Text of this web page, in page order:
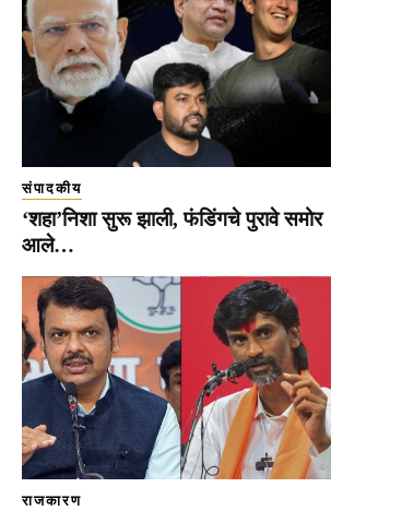
संपादकीय
‘शहा’निशा सुरू झाली, फंडिंगचे पुरावे समोर
आले…
राजकारण